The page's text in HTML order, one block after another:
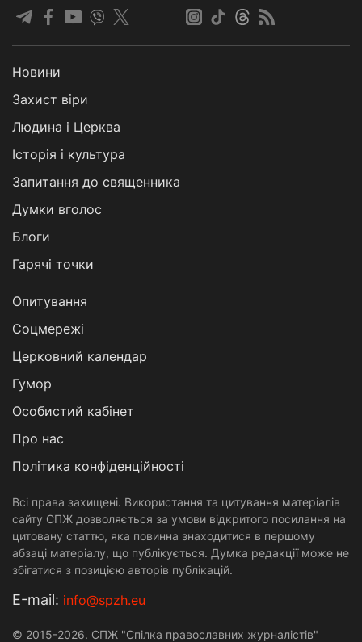
Новини
Захист віри
Людина і Церква
Історія і культура
Запитання до священника
Думки вголос
Блоги
Гарячі точки
Опитування
Соцмережі
Церковний календар
Гумор
Особистий кабінет
Про нас
Політика конфіденційності
Всі права захищені. Використання та цитування матеріалів
сайту СПЖ дозволяється за умови відкритого посилання на
цитовану статтю, яка повинна знаходитися в першому
абзаці матеріалу, що публікується. Думка редакції може не
збігатися з позицією авторів публікацій.
Е-mail: info@spzh.eu
© 2015-2026. СПЖ "Спілка православних журналістів"